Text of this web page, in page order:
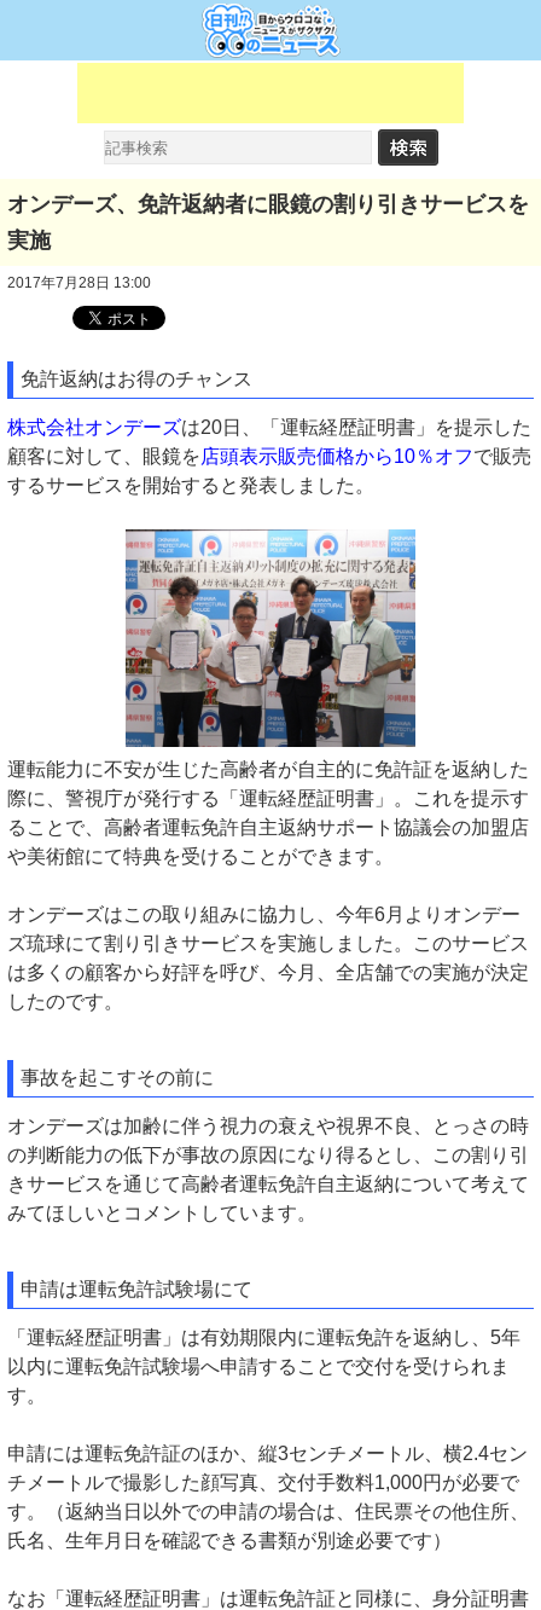
オンデーズ、免許返納者に眼鏡の割り引きサービスを
実施
2017年7月28日 13:00
免許返納はお得のチャンス
株式会社オンデーズは20日、「運転経歴証明書」を提示した
顧客に対して、眼鏡を店頭表示販売価格から10％オフで販売
するサービスを開始すると発表しました。
運転能力に不安が生じた高齢者が自主的に免許証を返納した
際に、警視庁が発行する「運転経歴証明書」。これを提示す
ることで、高齢者運転免許自主返納サポート協議会の加盟店
や美術館にて特典を受けることができます。
オンデーズはこの取り組みに協力し、今年6月よりオンデー
ズ琉球にて割り引きサービスを実施しました。このサービス
は多くの顧客から好評を呼び、今月、全店舗での実施が決定
したのです。
事故を起こすその前に
オンデーズは加齢に伴う視力の衰えや視界不良、とっさの時
の判断能力の低下が事故の原因になり得るとし、この割り引
きサービスを通じて高齢者運転免許自主返納について考えて
みてほしいとコメントしています。
申請は運転免許試験場にて
「運転経歴証明書」は有効期限内に運転免許を返納し、5年
以内に運転免許試験場へ申請することで交付を受けられま
す。
申請には運転免許証のほか、縦3センチメートル、横2.4セン
チメートルで撮影した顔写真、交付手数料1,000円が必要で
す。（返納当日以外での申請の場合は、住民票その他住所、
氏名、生年月日を確認できる書類が別途必要です）
なお「運転経歴証明書」は運転免許証と同様に、身分証明書